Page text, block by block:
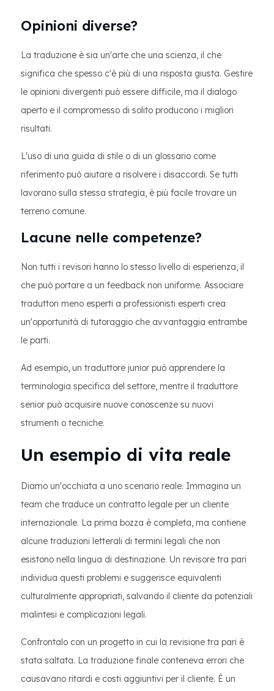
Opinioni diverse?
La traduzione è sia un'arte che una scienza, il che
significa che spesso c'è più di una risposta giusta. Gestire
le opinioni divergenti può essere difficile, ma il dialogo
aperto e il compromesso di solito producono i migliori
risultati.
L'uso di una guida di stile o di un glossario come
riferimento può aiutare a risolvere i disaccordi. Se tutti
lavorano sulla stessa strategia, è più facile trovare un
terreno comune.
Lacune nelle competenze?
Non tutti i revisori hanno lo stesso livello di esperienza, il
che può portare a un feedback non uniforme. Associare
traduttori meno esperti a professionisti esperti crea
un'opportunità di tutoraggio che avvantaggia entrambe
le parti.
Ad esempio, un traduttore junior può apprendere la
terminologia specifica del settore, mentre il traduttore
senior può acquisire nuove conoscenze su nuovi
strumenti o tecniche.
Un esempio di vita reale
Diamo un'occhiata a uno scenario reale. Immagina un
team che traduce un contratto legale per un cliente
internazionale. La prima bozza è completa, ma contiene
alcune traduzioni letterali di termini legali che non
esistono nella lingua di destinazione. Un revisore tra pari
individua questi problemi e suggerisce equivalenti
culturalmente appropriati, salvando il cliente da potenziali
malintesi e complicazioni legali.
Confrontalo con un progetto in cui la revisione tra pari è
stata saltata. La traduzione finale conteneva errori che
causavano ritardi e costi aggiuntivi per il cliente. È un